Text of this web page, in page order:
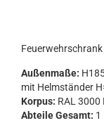
Au­ßen­ma­ße:
mit Helm­stän­der
Kor­pus: RAL 3000
Ab­tei­le Ge­samt: 1